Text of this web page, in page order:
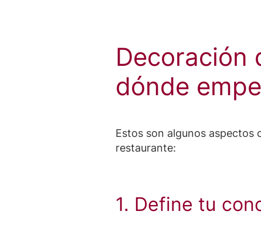
Decoración
dónde
Estos son algunos aspectos
restaurante:
1. Define tu